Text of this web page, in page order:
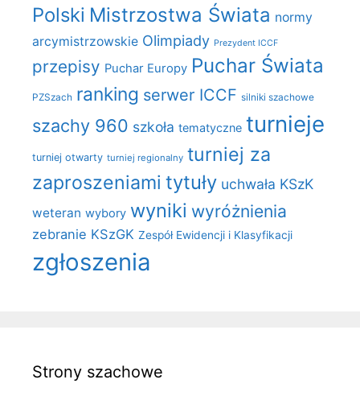
Polski Mistrzostwa Świata normy
arcymistrzowskie Olimpiady Prezydent ICCF
przepisy Puchar Europy Puchar Świata
PZSzach ranking serwer ICCF silniki szachowe
szachy 960 szkoła tematyczne turnieje
turniej otwarty turniej regionalny turniej za
zaproszeniami tytuły uchwała KSzK
weteran wybory wyniki wyróżnienia
zebranie KSzGK Zespół Ewidencji i Klasyfikacji
zgłoszenia
Strony szachowe